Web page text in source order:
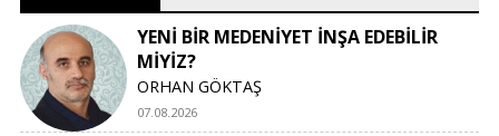
YENİ BİR MEDENİYET İNŞA EDEBİLİR
MİYİZ?
ORHAN GÖKTAŞ
07.08.2026